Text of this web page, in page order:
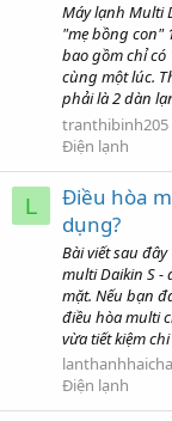
Máy lạnh Multi
"mẹ bồng con"
bao gồm chỉ
cùng một lúc.
phải là 2 dàn
tranthibinh205
Điện lạnh
L
Điều hòa
dụng?
Bài viết sau
multi Daikin S -
mặt. Nếu bạn
điều hòa multi
vừa tiết kiệm
Điện lạnh